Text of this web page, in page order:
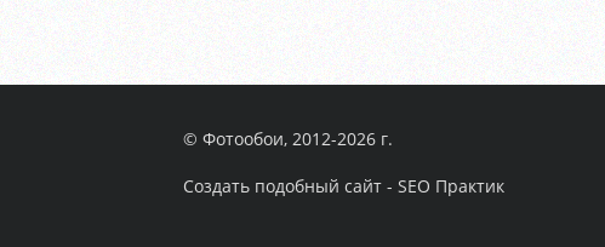
© Фотообои, 2012-2026 г.
Создать подобный сайт - SEO Практик